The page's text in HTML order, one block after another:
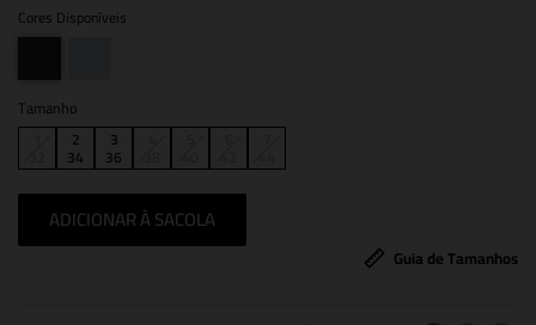
Cores Disponíveis
Tamanho
2
34
3
36
ADICIONAR À SACOLA
Guia de Tamanhos